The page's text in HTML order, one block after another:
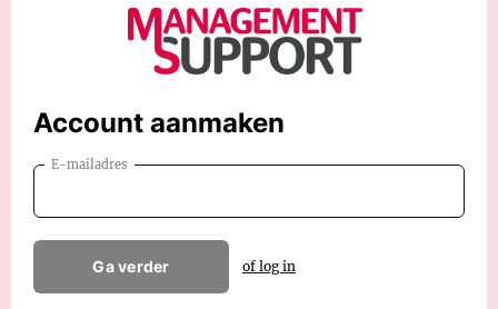
Account aanmaken
E-mailadres
Ga verder of log in